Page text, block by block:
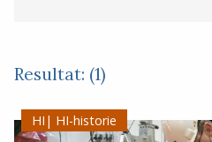
Resultat: (1)
HI-historie